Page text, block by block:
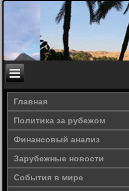
Главная
Политика за рубежом
Финансовый анализ
Зарубежные новости
События в мире